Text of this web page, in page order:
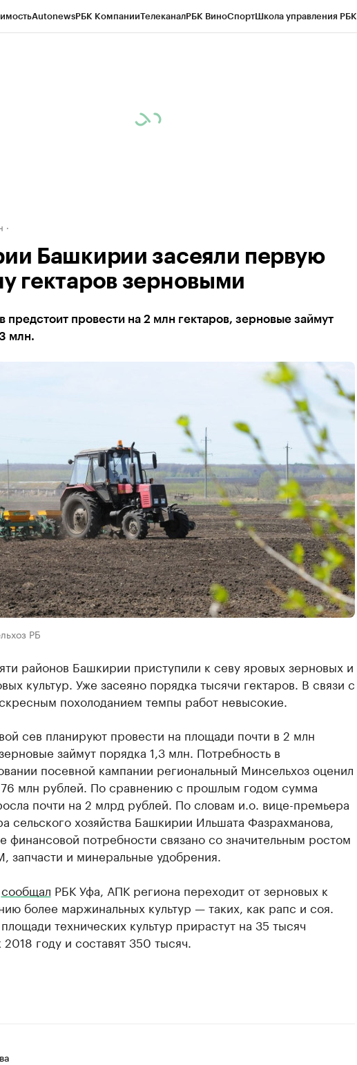
AutonewsРБК КомпанииТелеканалРБК ВиноСпортШкола управления РБК
Башкирии засеяли первую
гектаров зерновыми
предстоит провести на 2 млн гектаров, зерновые займут
млн.
РБ
районов Башкирии приступили к севу яровых зерновых и
культур. Уже засеяно порядка тысячи гектаров. В связи с
похолоданием темпы работ невысокие.
сев планируют провести на площади почти в 2 млн
займут порядка 1,3 млн. Потребность в
посевной кампании региональный Минсельхоз оценил
млн рублей. По сравнению с прошлым годом сумма
почти на 2 млрд рублей. По словам и.о. вице-премьера
сельского хозяйства Башкирии Ильшата Фазрахманова,
финансовой потребности связано со значительным ростом
запчасти и минеральные удобрения.
сообщал РБК Уфа, АПК региона переходит от зерновых к
более маржинальных культур — таких, как рапс и соя.
технических культур прирастут на 35 тысяч
2018 году и составят 350 тысяч.